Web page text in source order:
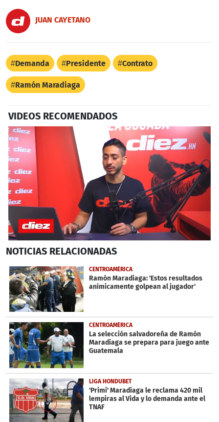
JUAN CAYETANO
Demanda Presidente Contrato
Ramón Maradiaga
VIDEOS RECOMENDADOS
seconds
4
minutes,
51
seconds
NOTICIAS RELACIONADAS
CENTROAMÉRICA
Ramón Maradiaga: 'Estos resultados
anímicamente golpean al jugador'
CENTROAMÉRICA
La selección salvadoreña de Ramón
Maradiaga se prepara para juego ante
Guatemala
LIGA HONDUBET
'Primi' Maradiaga le reclama 420 mil
lempiras al Vida y lo demanda ante el
TNAF